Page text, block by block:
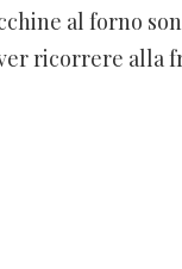
al forno
ricorrere alla